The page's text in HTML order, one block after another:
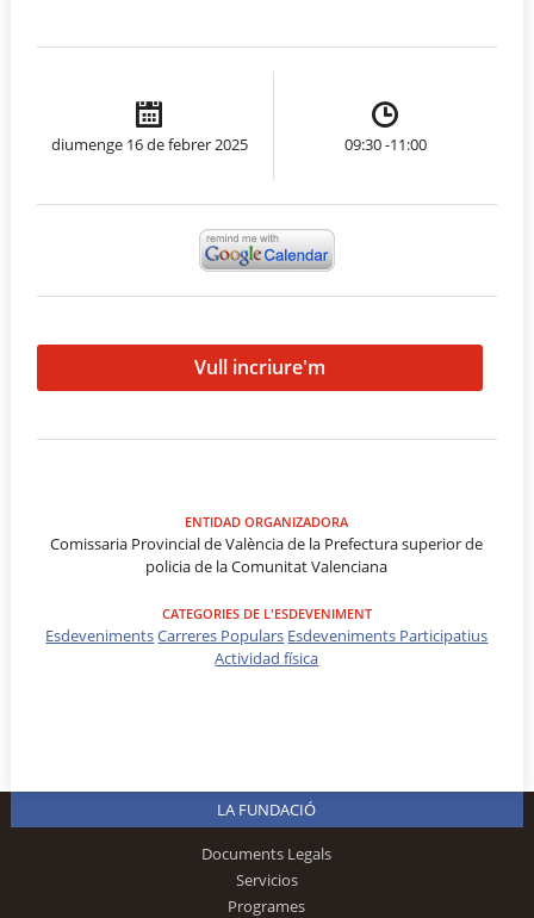
diumenge 16 de febrer 2025 09:30 -11:00
Vull incriure'm
ENTIDAD ORGANIZADORA
Comissaria Provincial de València de la Prefectura superior de
policia de la Comunitat Valenciana
CATEGORIES DE L'ESDEVENIMENT
EsdevenimentsCarreres Populars Esdeveniments Participatius
Actividad física
LA FUNDACIÓ
Documents Legals
Servicios
Programes